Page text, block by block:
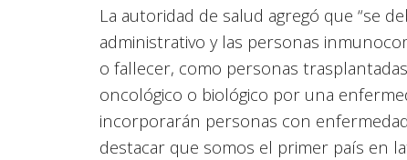
La autoridad de salud agregó que “se
administrativo y las personas
o fallecer, como personas
oncológico o biológico por una
incorporarán personas con
destacar que somos el primer país en